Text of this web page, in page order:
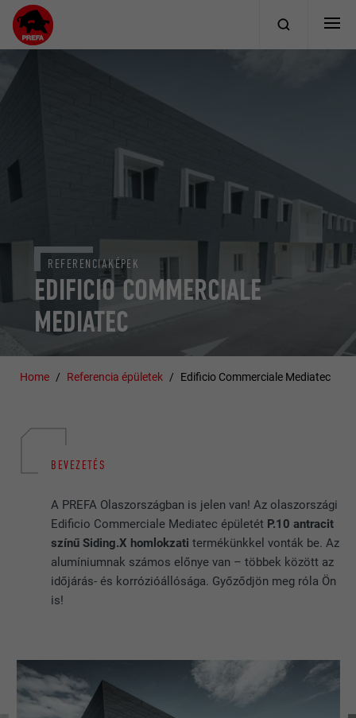
EDIFICIO COMMERCIALE
MEDIATEC
REFERENCIAKÉPEK
Home Referencia épületek Edificio Commerciale Mediatec
BEVEZETÉS
A PREFA Olaszországban is jelen van! Az olaszországi
Edificio Commerciale Mediatec épületét P.10 antracit
színű Siding.X homlokzati termékünkkel vonták be. Az
alumíniumnak számos előnye van – többek között az
időjárás- és korrózióállósága. Győződjön meg róla Ön
is!